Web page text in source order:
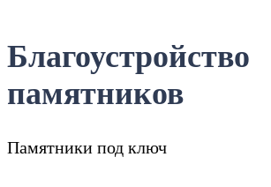
Благоустройство
памятников
Памятники под ключ